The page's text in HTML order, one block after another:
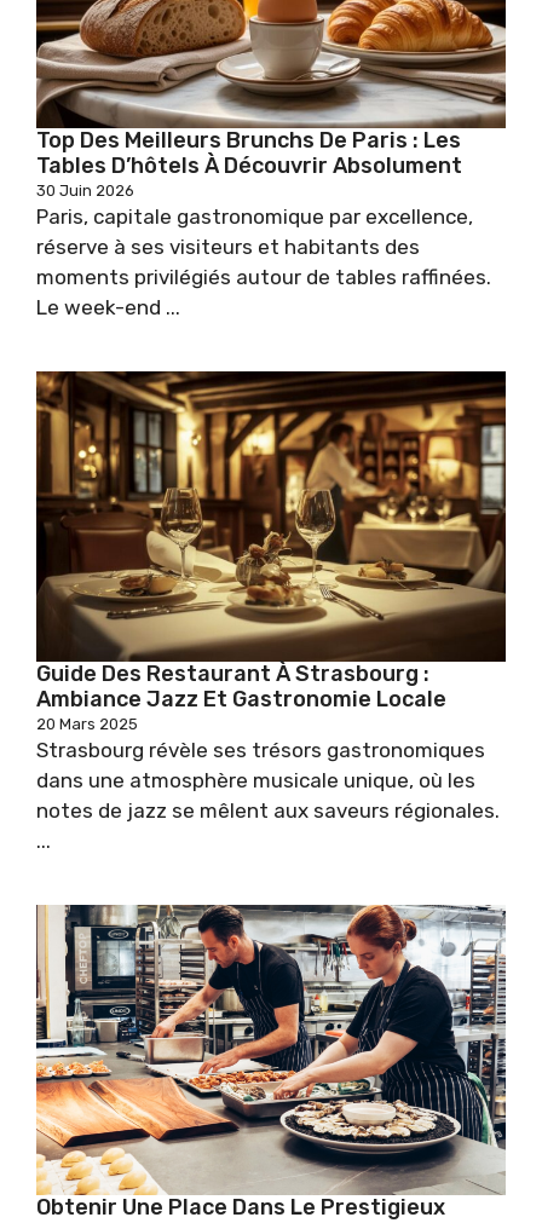
Top Des Meilleurs Brunchs De Paris : Les
Tables D’hôtels À Découvrir Absolument
30 Juin 2026
Paris, capitale gastronomique par excellence,
réserve à ses visiteurs et habitants des
moments privilégiés autour de tables raffinées.
Le week-end ...
Guide Des Restaurant À Strasbourg :
Ambiance Jazz Et Gastronomie Locale
20 Mars 2025
Strasbourg révèle ses trésors gastronomiques
dans une atmosphère musicale unique, où les
notes de jazz se mêlent aux saveurs régionales.
...
Obtenir Une Place Dans Le Prestigieux